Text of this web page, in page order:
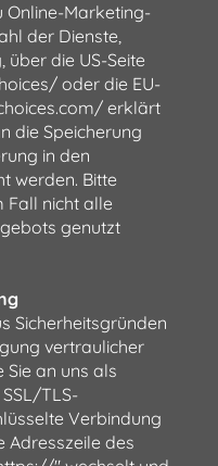
Online-Marketing-
der Dienste,
die US-Seite
oder die EU-
erklärt
die Speicherung
in den
werden. Bitte
Fall nicht alle
genutzt
Sicherheitsgründen
vertraulicher
Sie an uns als
TLS-
Verbindung
Adresszeile des